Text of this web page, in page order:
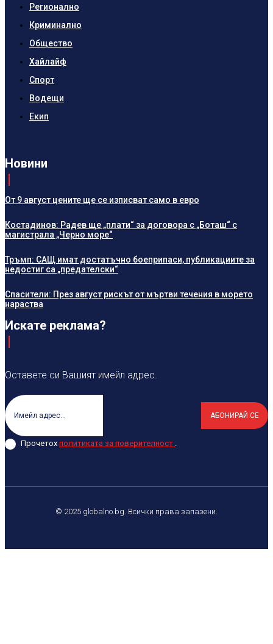
Регионално
Криминално
Общество
Хайлайф
Спорт
Водещи
Екип
Новини
От 9 август цените ще се изписват само в евро
Костадинов: Радев ще „плати“ за договора с „Боташ“ с
магистрала „Черно море“
Тръмп: САЩ имат достатъчно боеприпаси, публикациите за
недостиг са „предателски“
Спасители: През август рискът от мъртви течения в морето
нараства
Искате реклама?
Оставете си Вашият имейл адрес.
АБОНИРАЙ СЕ
Прочетох политиката за поверителност .
© 2025 globalno.bg. Всички права запазени.